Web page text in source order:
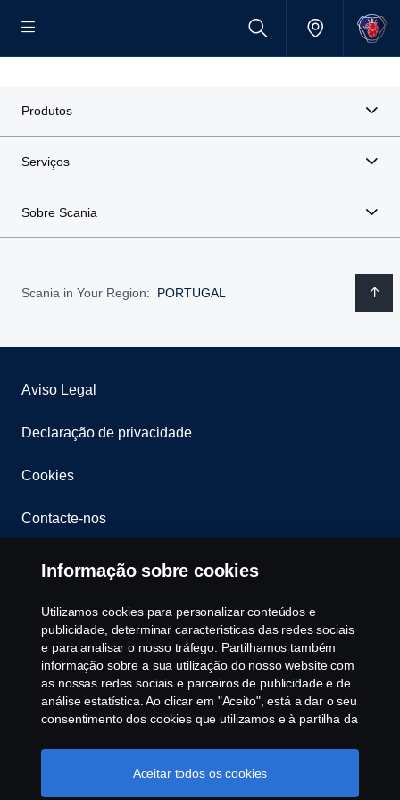
Produtos
Serviços
Sobre Scania
Scania in Your Region: PORTUGAL
Aviso Legal
Declaração de privacidade
Cookies
Contacte-nos
Whistleblowing
Política ambiental
Governance, Risk & Compliance
Cookie Configurações
Informação sobre cookies
Utilizamos cookies para personalizar conteúdos e
publicidade, determinar caracteristicas das redes sociais
e para analisar o nosso tráfego. Partilhamos também
informação sobre a sua utilização do nosso website com
as nossas redes sociais e parceiros de publicidade e de
análise estatística. Ao clicar em "Aceito", está a dar o seu
consentimento dos cookies que utilizamos e à partilha da
utilizamos os cookies, visite a nossa secção de cookies,
ou clique no link em rodapé, ou como gerimos os seus
Aceitar todos os cookies